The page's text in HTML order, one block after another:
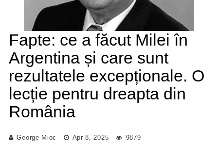
Fapte: ce a făcut Milei în
Argentina și care sunt
rezultatele excepționale. O
lecție pentru dreapta din
România
George Mioc Apr 8, 2025 9879